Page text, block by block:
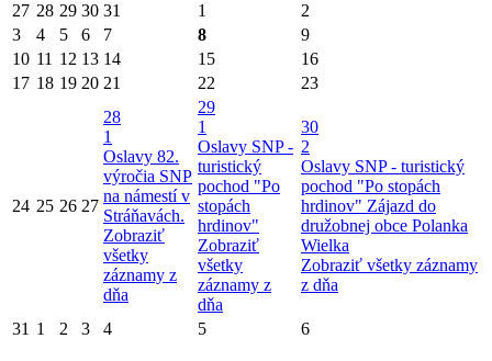
27 28 29 30 31 1
2
3
4 5 6 7 8
9
10 11 12 13 14 15
16
17 18 19 20 21 22 23
24 25 26 27
28
1
Oslavy 82.
výročia SNP
na námestí v
Stráňavách.
Zobraziť
všetky
záznamy z
dňa
29
1
Oslavy SNP -
turistický
pochod "Po
stopách
hrdinov"
Zobraziť
všetky
záznamy z
dňa
30
2
Oslavy SNP - turistický
pochod "Po stopách
hrdinov" Zájazd do
družobnej obce Polanka
Wielka
Zobraziť všetky záznamy
z dňa
31 1 2 3 4 5 6